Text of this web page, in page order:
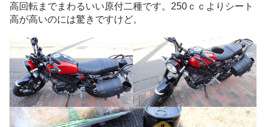
高回転までまわるいい原付二種です。250ｃｃよりシート
高が高いのには驚きですけど。